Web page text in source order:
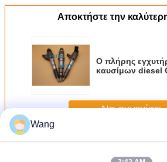
Αποκτήστε την καλύτερη
Ο πλήρης
καυσίμων diesel
110 290
Να συνεχίσει
ΠερισσότεροιΚοινός εγχυτήρας
Wang